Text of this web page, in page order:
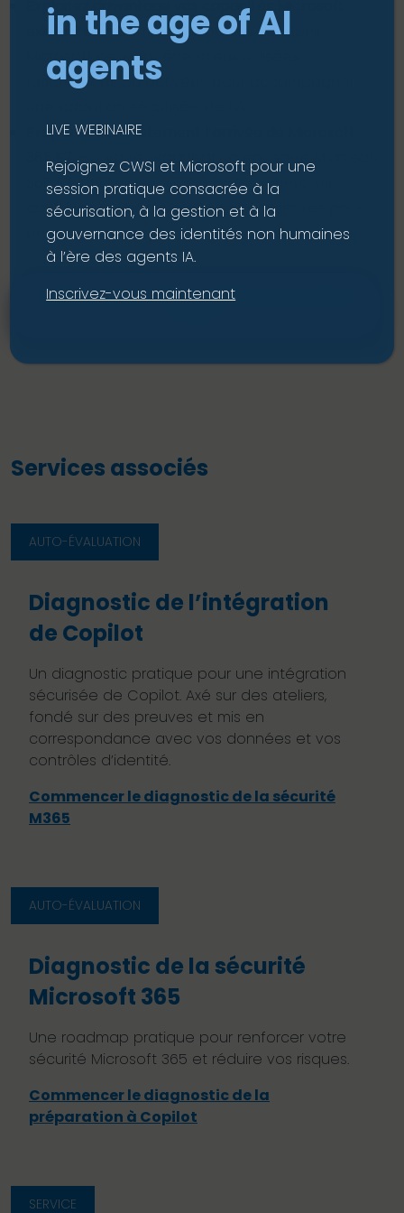
Exploitez davantage vos capacités Microsoft
existantes –Comprenez où vos solutions
Microsoft peuvent être mieux utilisées,
rationalisées ou activées pour accompagner
Préparez concrètement l’arrivée de Microsoft
365 E7 –
Si votre organisation envisage Microsoft
365 E7, clarifiez le modèle opérationnel, les
contrôles et la gouvernance nécessaires pour
encadrer les usages IA de manière sécurisée.
CONTACTEZ-NOUS POUR EN SAVOIR
Services associés
AUTO-ÉVALUATION
Diagnostic de l’intégration
de Copilot
Un diagnostic pratique pour une intégration
sécurisée de Copilot. Axé sur des ateliers,
fondé sur des preuves et mis en
correspondance avec vos données et vos
contrôles d’identité.
Commencer le diagnostic de la sécurité
M365
AUTO-ÉVALUATION
Diagnostic de la sécurité
Microsoft 365
Une roadmap pratique pour renforcer votre
sécurité Microsoft 365 et réduire vos risques.
Commencer le diagnostic de la
préparation à Copilot
SERVICE
in the age of AI
agents
LIVE WEBINAIRE
Rejoignez CWSI et Microsoft pour une
session pratique consacrée à la
sécurisation, à la gestion et à la
gouvernance des identités non humaines
à l’ère des agents IA.
Inscrivez-vous maintenant